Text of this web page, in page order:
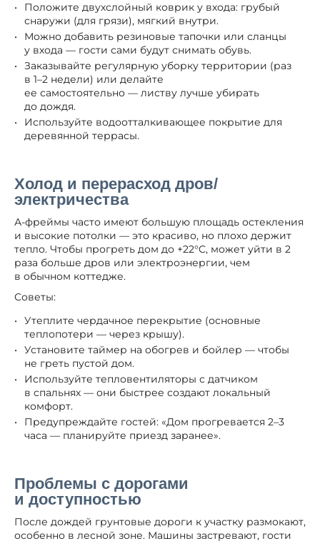
Положите двухслойный коврик у входа: грубый
снаружи (для грязи), мягкий внутри.
Можно добавить резиновые тапочки или сланцы
у входа — гости сами будут снимать обувь.
Заказывайте регулярную уборку территории (раз
в 1–2 недели) или делайте
ее самостоятельно — листву лучше убирать
до дождя.
Используйте водоотталкивающее покрытие для
деревянной террасы.
Холод и перерасход дров/
электричества
А-фреймы часто имеют большую площадь остекления
и высокие потолки — это красиво, но плохо держит
тепло. Чтобы прогреть дом до +22°C, может уйти в 2
раза больше дров или электроэнергии, чем
в обычном коттедже.
Советы:
Утеплите чердачное перекрытие (основные
теплопотери — через крышу).
Установите таймер на обогрев и бойлер — чтобы
не греть пустой дом.
Используйте тепловентиляторы с датчиком
в спальнях — они быстрее создают локальный
комфорт.
Предупреждайте гостей: «Дом прогревается 2–3
часа — планируйте приезд заранее».
Проблемы с дорогами
и доступностью
После дождей грунтовые дороги к участку размокают,
особенно в лесной зоне. Машины застревают, гости